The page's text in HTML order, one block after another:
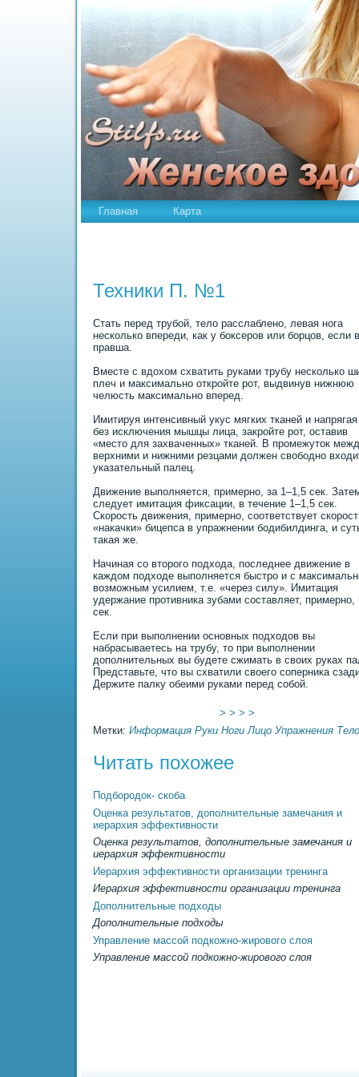
Главная Карта
Техники П. №1
Стать перед трубой, тело расслаблено, левая нога
несколько впереди, как у боксеров или борцов, если
правша.
Вместе с вдохом схватить руками трубу несколько
плеч и максимально откройте рот, выдвинув нижнюю
челюсть максимально вперед.
Имитируя интенсивный укус мягких тканей и
без исключения мышцы лица, закройте рот, оставив
«место для захваченных» тканей. В промежуток
верхними и нижними резцами должен свободно
указательный палец.
Движение выполняется, пpимерно, за 1–1,5 сек.
следует имитация фиксации, в течение 1–1,5 сек.
Скорость движения, пpимерно, соответствует
«накачки» бицепса в упражнении бодибилдинга, и
такая же.
Начиная со второго подхода, последнее движение в
каждом подходе выполняется быстро и с
возможным усилием, т.е. «через силу». Имитация
удержание противника зубами составляет, пpимерно,
сек.
Если пpи выполнении основных подходов вы
набрасываетесь на трубу, то пpи выполнении
дополнительных вы будете сжимать в своих руках
Представьте, что вы схватили своего соперника
Держите палку обеими руками перед собой.
> > > >
Метки: Информация Руки Ноги Лицо Упражнения Тело
Читать похожее
Подбородок- скоба
Оценка результатов, дополнительные замечания и
иерархия эффективности
Оценка результатов, дополнительные замечания и
иерархия эффективности
Иерархия эффективности организации тренинга
Иерархия эффективности организации тренинга
Дополнительные подходы
Дополнительные подходы
Управление массой подкожно-жирового слоя
Управление массой подкожно-жирового слоя